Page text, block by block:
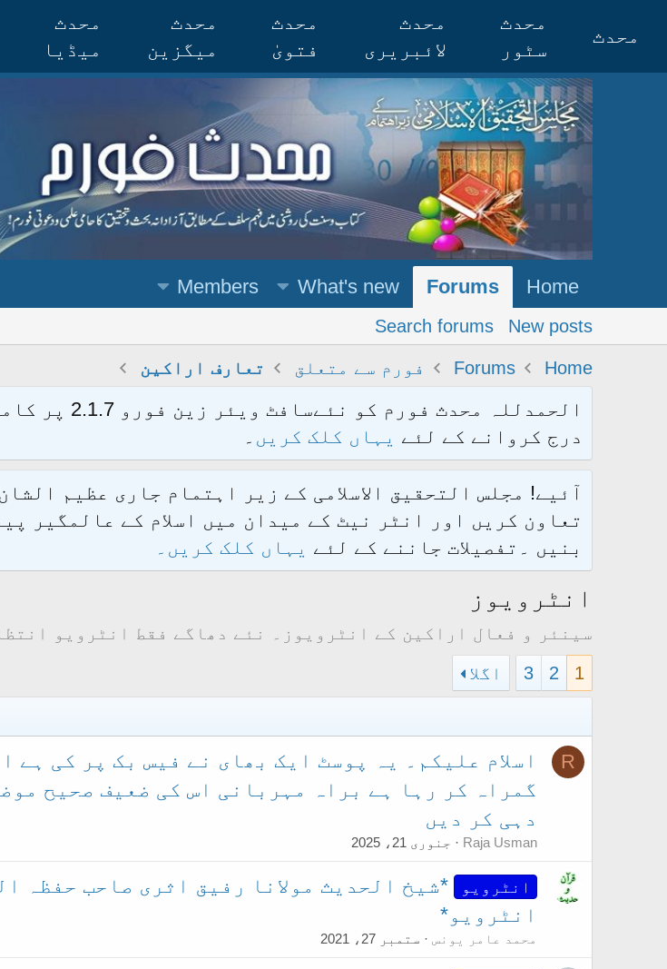
محدث
محدث
سٹور
محدث
لائبریری
محدث
فتویٰ
محدث
میگزین
محدث
میڈیا
Home
Forums
What's new
Members
New posts
Search forums
Home
Forums فورم سے متعلق تعارف اراکین
الحمدللہ
درج کروانے کے لئے یہاں کلک کریں ۔
آئیے! مجلس التحقیق الاسلامی کے زیر اہتمام جاری عظیم
تعاون کریں اور انٹر نیٹ کے میدان میں اسلام کے عالمگیر
بنیں ۔تفصیلات جاننے کے لئے یہاں کلک کریں۔
انٹرویوز
سینئر و فعال اراکین کے انٹرویوز۔ نئے دھاگے فقط انٹرویو
1
2
3 اگلا
R
اسلام علیکم۔ یہ پوسٹ ایک بھای نے فیس بک پر کی ہے
گمراہ کر رہا ہے براہ مہربانی اس کی ضعیف صحیح
دہی کر دیں
Raja Usman جنوری 21، 2025
انٹرویو
*شیخ الحدیث مولانا رفیق اثری صاحب حفظہ
انٹرویو*
محمد عامر یونس ستمبر 27، 2021